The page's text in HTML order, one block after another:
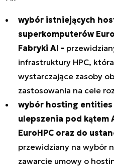
wybór istniejących
superkomputerów
Fabryki AI -
infrastruktury HPC,
wystarczające zasoby
zastosowania na cele
wybór hosting entities
ulepszenia pod kątem
EuroHPC oraz do
przewidziany na wybór
zawarcie umowy o